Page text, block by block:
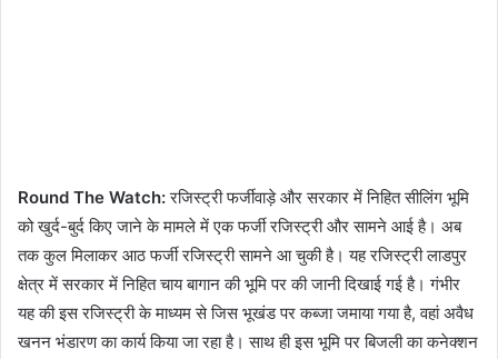
Round The Watch:रजिस्ट्री फर्जीवाड़े और सरकार में निहित सीलिंग भूमि
को खुर्द-बुर्द किए जाने के मामले में एक फर्जी रजिस्ट्री और सामने आई है। अब
तक कुल मिलाकर आठ फर्जी रजिस्ट्री सामने आ चुकी है। यह रजिस्ट्री लाडपुर
क्षेत्र में सरकार में निहित चाय बागान की भूमि पर की जानी दिखाई गई है। गंभीर
यह की इस रजिस्ट्री के माध्यम से जिस भूखंड पर कब्जा जमाया गया है, वहां अवैध
खनन भंडारण का कार्य किया जा रहा है। साथ ही इस भूमि पर बिजली का कनेक्शन